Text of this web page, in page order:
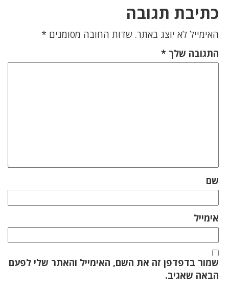
כתיבת תגובה
האימייל לא יוצג באתר. שדות החובה מסומנים *
התגובה שלך *
שם
אימייל
שמור בדפדפן זה את השם, האימייל והאתר שלי לפעם
הבאה שאגיב.